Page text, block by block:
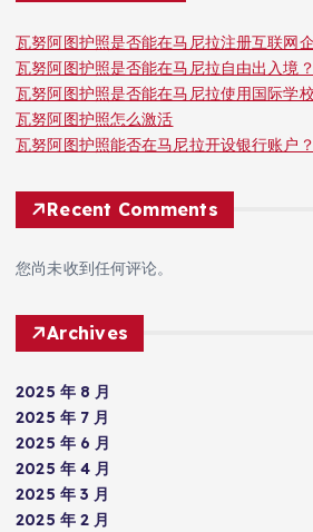
瓦努阿图护照是否能在马尼拉注册互联网
瓦努阿图护照是否能在马尼拉自由出入境？
瓦努阿图护照是否能在马尼拉使用国际学
瓦努阿图护照怎么激活
瓦努阿图护照能否在马尼拉开设银行账户？
Recent Comments
您尚未收到任何评论。
Archives
2025 年 8 月
2025 年 7 月
2025 年 6 月
2025 年 4 月
2025 年 3 月
2025 年 2 月